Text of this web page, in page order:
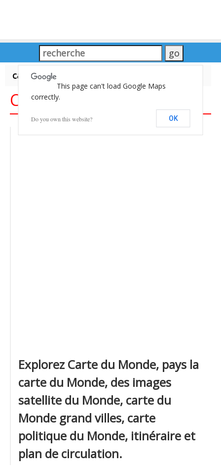
carte du Monde
Carte du Monde
Explorez Carte du Monde, pays la
carte du Monde, des images
satellite du Monde, carte du
Monde grand villes, carte
politique du Monde, itinéraire et
plan de circulation.
This page can't load Google Maps
correctly.
Do you own this website? OK